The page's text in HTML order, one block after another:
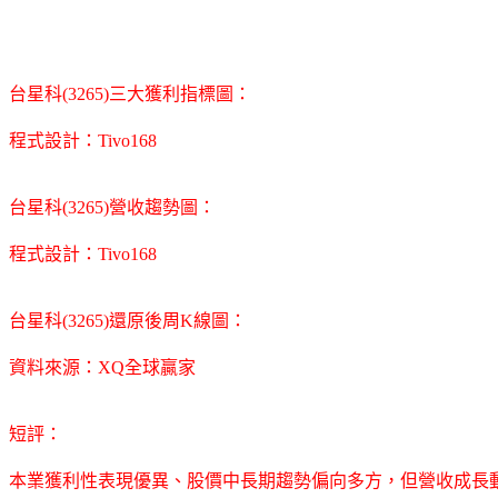
台星科(3265)三大獲利指標圖：
程式設計：Tivo168
台星科(3265)營收趨勢圖：
程式設計：Tivo168
台星科(3265)還原後周K線圖：
資料來源：XQ全球贏家
短評：
本業獲利性表現優異、股價中長期趨勢偏向多方，但營收成長